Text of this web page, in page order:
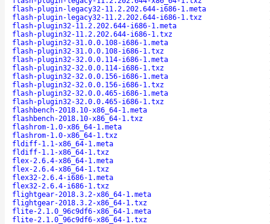
flash-plugin-legacy32-11.2.202.644-i686-1.meta
flash-plugin-legacy32-11.2.202.644-i686-1.txz
flash-plugin32-11.2.202.644-i686-1.meta
flash-plugin32-11.2.202.644-i686-1.txz
flash-plugin32-31.0.0.108-i686-1.meta
flash-plugin32-31.0.0.108-i686-1.txz
flash-plugin32-32.0.0.114-i686-1.meta
flash-plugin32-32.0.0.114-i686-1.txz
flash-plugin32-32.0.0.156-i686-1.meta
flash-plugin32-32.0.0.156-i686-1.txz
flash-plugin32-32.0.0.465-i686-1.meta
flash-plugin32-32.0.0.465-i686-1.txz
flashbench-2018.10-x86_64-1.meta
flashbench-2018.10-x86_64-1.txz
flashrom-1.0-x86_64-1.meta
flashrom-1.0-x86_64-1.txz
fldiff-1.1-x86_64-1.meta
fldiff-1.1-x86_64-1.txz
flex-2.6.4-x86_64-1.meta
flex-2.6.4-x86_64-1.txz
flex32-2.6.4-i686-1.meta
flex32-2.6.4-i686-1.txz
flightgear-2018.3.2-x86_64-1.meta
flightgear-2018.3.2-x86_64-1.txz
flite-2.1.0_96c9df6-x86_64-1.meta
flite-2.1.0_96c9df6-x86_64-1.txz